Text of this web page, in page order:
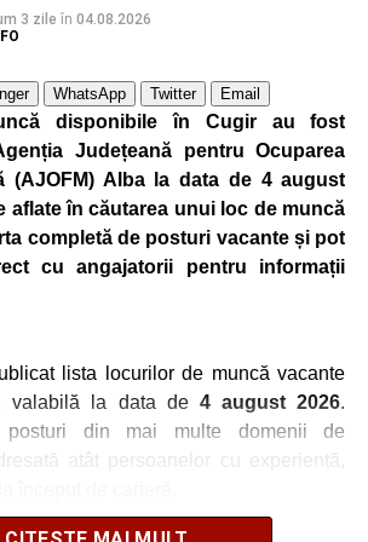
3 zile în 04.08.2026
WhatsApp Twitter Email
disponibile în Cugir au fost
Județeană pentru Ocuparea
(AJOFM) Alba la data de 4 august
aflate în căutarea unui loc de muncă
completă de posturi vacante și pot
cu angajatorii pentru informații
lista locurilor de muncă vacante
valabilă la data de 4 august 2026.
posturi din mai multe domenii de
atât persoanelor cu experiență,